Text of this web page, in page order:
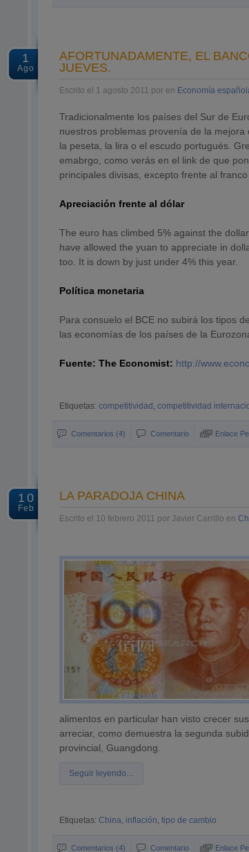
1
Ago
AFORTUNADAMENTE, EL
JUEVES.
Escrito el 1 agosto 2011 por en Economía
Tradicionalmente los países del Sur de
nuestros problemas provenía de la
la peseta, la lira o el escudo portugués.
emabrgo, como verás en el link de que
principales divisas, excepto frente al franco
Apreciación frente al dólar
The euro has climbed 5% against the
have allowed the yuan to appreciate in
too. It is down by just under 4% this year.
Política monetaria
Para consuelo el BCE no subirá los tipos
las economías de los países de la
Fuente: The Economist: http://
Etiquetas:competitividad ,competitividad
Comentarios (4) Comentario Enlace
10
Feb
LA PARADOJA CHINA
Escrito el 10 febrero 2011 por Javier Carrillo en
alimentos en particular han visto crecer
arreciar, como demuestra la segunda
provincial, Guangdong.
Seguir leyendo…
Etiquetas:China, inflación,tipo de cambio
Comentarios (4) Comentario Enlace